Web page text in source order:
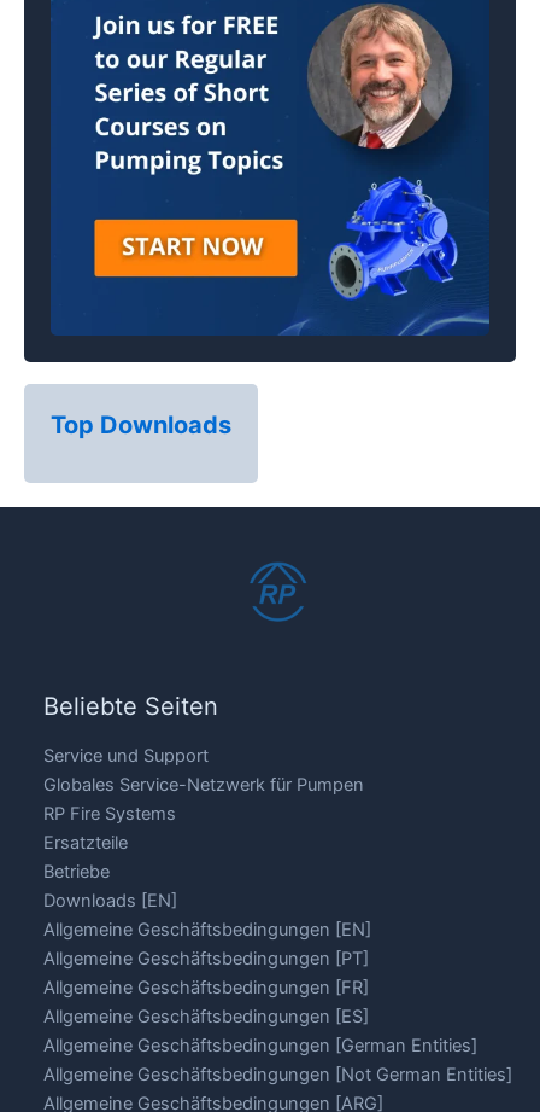
Top Downloads
Beliebte Seiten
Service und Support
Globales Service-Netzwerk für Pumpen
RP Fire Systems
Ersatzteile
Betriebe
Downloads [EN]
Allgemeine Geschäftsbedingungen [EN]
Allgemeine Geschäftsbedingungen [PT]
Allgemeine Geschäftsbedingungen [FR]
Allgemeine Geschäftsbedingungen [ES]
Allgemeine Geschäftsbedingungen [German Entities]
Allgemeine Geschäftsbedingungen [Not German Entities]
Allgemeine Geschäftsbedingungen [ARG]